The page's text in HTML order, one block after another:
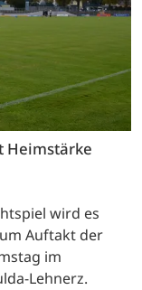
Heimstärke
wird es
Auftakt der
im
Lehnerz.